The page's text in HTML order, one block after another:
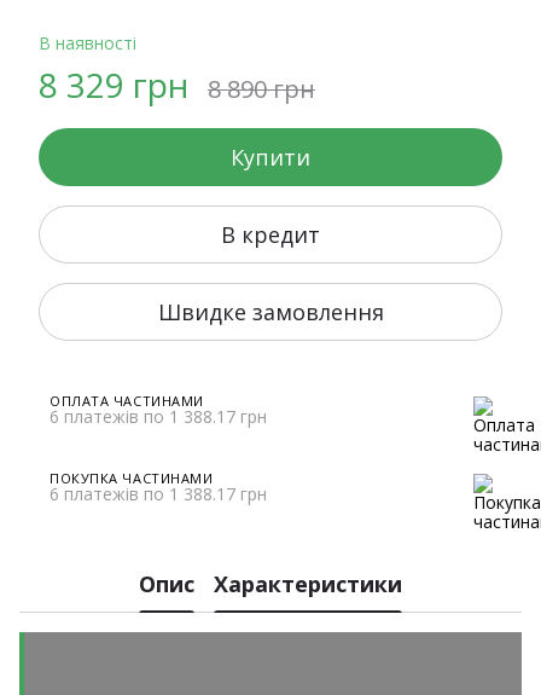
В наявності
8 329 грн 8 890 грн
Купити
В кредит
Швидке замовлення
ОПЛАТА ЧАСТИНАМИ
6 платежів по 1 388.17 грн
ПОКУПКА ЧАСТИНАМИ
6 платежів по 1 388.17 грн
Опис Характеристики